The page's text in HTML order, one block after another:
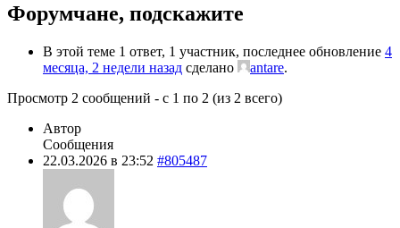
Форумчане, подскажите
В этой теме 1 ответ, 1 участник, последнее обновление 4
месяца, 2 недели назад сделано antare.
Просмотр 2 сообщений - с 1 по 2 (из 2 всего)
Автор
Сообщения
22.03.2026 в 23:52 #805487